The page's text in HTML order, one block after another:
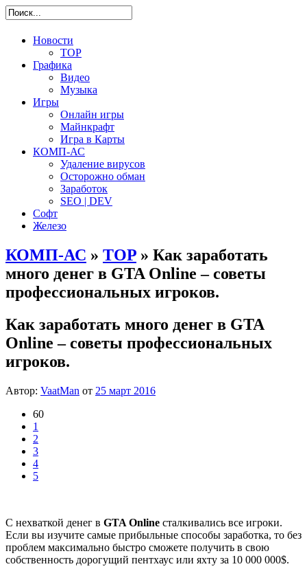
Новости
TOP
Графика
Видео
Музыка
Игры
Онлайн игры
Майнкрафт
Игра в Карты
КОМП-АС
Удаление вирусов
Осторожно обман
Заработок
SEO | DEV
Софт
Железо
КОМП-АС » TOP » Как заработать
много денег в GTA Online – советы
профессиональных игроков.
Как заработать много денег в GTA
Online – советы профессиональных
игроков.
Автор: VaatMan от 25 март 2016
60
1
2
3
4
5
С нехваткой денег в GTA Online сталкивались все игроки.
Если вы изучите самые прибыльные способы заработка, то без
проблем максимально быстро сможете получить в свою
собственность дорогущий пентхаус или яхту за 10 000 000$.